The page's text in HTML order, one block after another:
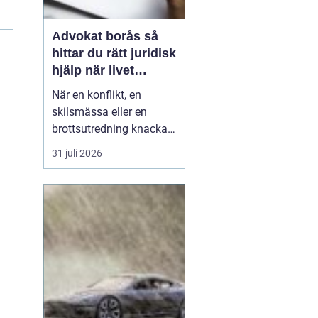
Advokat borås så
hittar du rätt juridisk
hjälp när livet
krånglar
När en konflikt, en
skilsmässa eller en
brottsutredning knackar
på dörren förändras
vardagen snabbt.
länge med att kontakta
jurist, ofta av oro för
kostnader eller för att de
inte vet vart de ska
vända sig. Samtidigt kan
31 juli 2026